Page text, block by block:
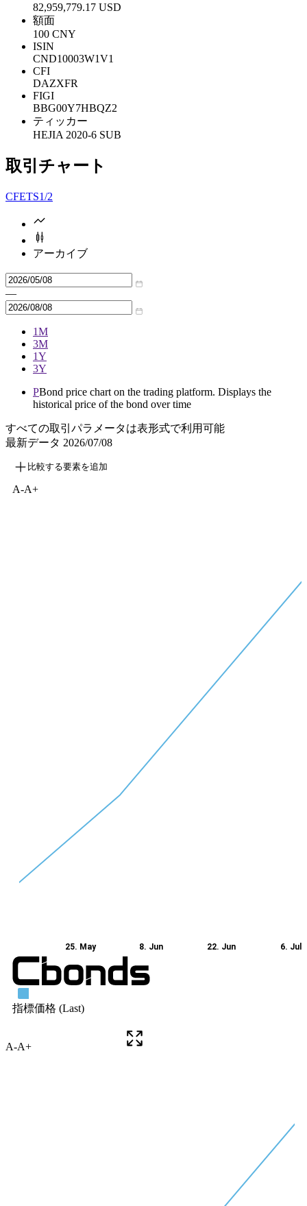
82,959,779.17 USD
額面
100 CNY
ISIN
CND10003W1V1
CFI
DAZXFR
FIGI
BBG00Y7HBQZ2
ティッカー
HEJIA 2020-6 SUB
取引チャート
CFETS1/2
アーカイブ
—
1M
3M
1Y
3Y
PBond price chart on the trading platform. Displays the
historical price of the bond over time
すべての取引パラメータは表形式で利用可能
最新データ 2026/07/08
比較する要素を追加
A-A+